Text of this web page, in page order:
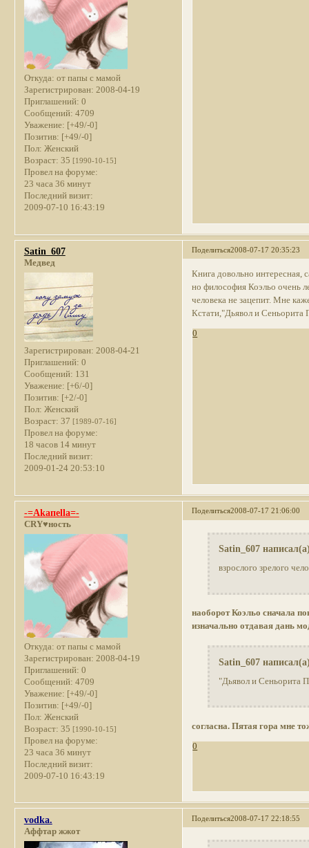
Откуда: от папы с мамой
Зарегистрирован: 2008-04-19
Приглашений: 0
Сообщений: 4709
Уважение: [+49/-0]
Позитив: [+49/-0]
Пол: Женский
Возраст: 35 [1990-10-15]
Провел на форуме:
23 часа 36 минут
Последний визит:
2009-07-10 16:43:19
Поделиться2008-07-17 20:35:23
Satin_607
Медвед
Зарегистрирован: 2008-04-21
Приглашений: 0
Сообщений: 131
Уважение: [+6/-0]
Позитив: [+2/-0]
Пол: Женский
Возраст: 37 [1989-07-16]
Провел на форуме:
18 часов 14 минут
Последний визит:
2009-01-24 20:53:10
Книга довольно интересная,
но философия Коэльо очень
человека не зацепит. Мне
Кстати,"Дьявол и Сеньорита
0
Поделиться2008-07-17 21:06:00
-=Akaпella=-
CRY♥ность
Откуда: от папы с мамой
Зарегистрирован: 2008-04-19
Приглашений: 0
Сообщений: 4709
Уважение: [+49/-0]
Позитив: [+49/-0]
Пол: Женский
Возраст: 35 [1990-10-15]
Провел на форуме:
23 часа 36 минут
Последний визит:
2009-07-10 16:43:19
Satin_607
взрослого зрелого
наоборот Коэльо сначала
изначально отдавая дань
Satin_607
"Дьявол и Сеньорита
согласна. Пятая гора мне
0
Поделиться2008-07-17 22:18:55
vodka.
Аффтар жжот